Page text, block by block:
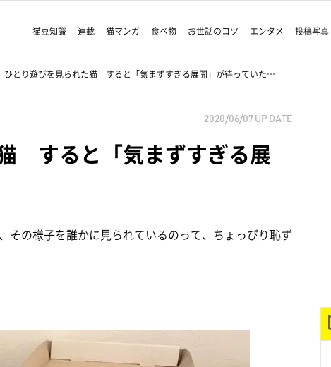
猫豆知識 連載 猫マンガ 食べ物 お世話のコツ エンタメ 投稿写真
ひとり遊びを見られた猫 すると「気まずすぎる展開」が待っていた…
2020/06/07 UP DATE
すると「気まずすぎる展
その様子を誰かに見られているのって、ちょっぴり恥ず